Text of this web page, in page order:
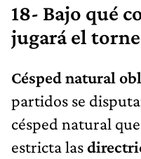
18- Bajo qué
jugará el
Césped natural
partidos se
césped natural
estricta las